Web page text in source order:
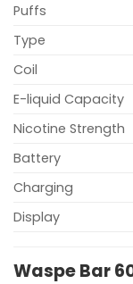
Puffs
Type
Coil
E-liquid Capacity
Nicotine Strength
Battery
Charging
Display
Waspe Bar